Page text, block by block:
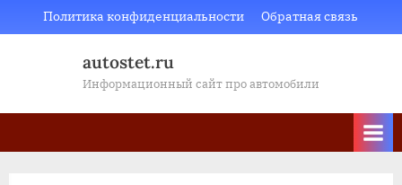
to
Политика конфиденциальности Обратная связь
autostet.ru
Информационный сайт про автомобили